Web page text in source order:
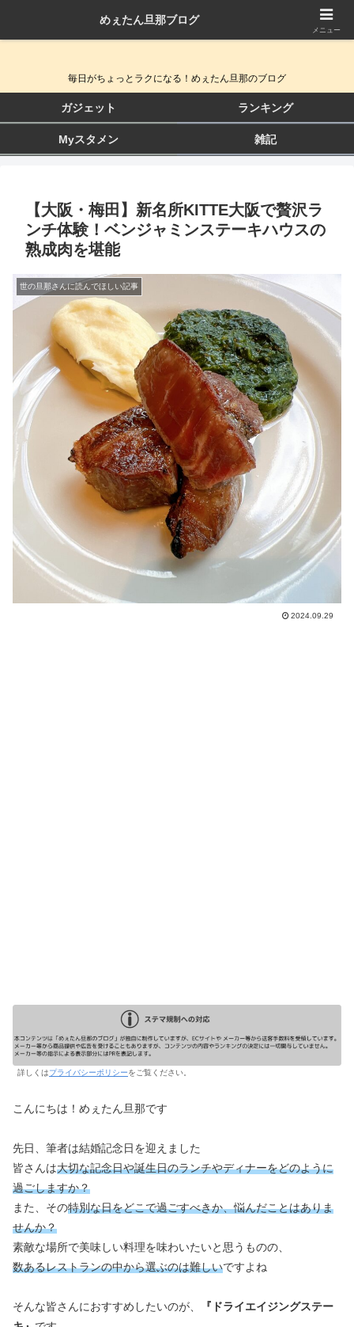
QOL向上ガジェット＆生活改善ブログ
毎日がちょっとラクになる！めぇたん旦那のブログ
ガジェット ランキング
Myスタメン 雑記
【大阪・梅田】新名所KITTE大阪で贅沢ラ
ンチ体験！ベンジャミンステーキハウスの
熟成肉を堪能
世の旦那さんに読んでほしい記事
2024.09.29
詳しくはプライバシーポリシーをご覧ください。
こんにちは！めぇたん旦那です
先日、筆者は結婚記念日を迎えました
皆さんは大切な記念日や誕生日のランチやディナーをどのように
過ごしますか？
また、その特別な日をどこで過ごすべきか、悩んだことはありま
せんか？
素敵な場所で美味しい料理を味わいたいと思うものの、
数あるレストランの中から選ぶのは難しいですよね
そんな皆さんにおすすめしたいのが、
『ドライエイジングステー
めぇたん旦那ブログ
メニュー